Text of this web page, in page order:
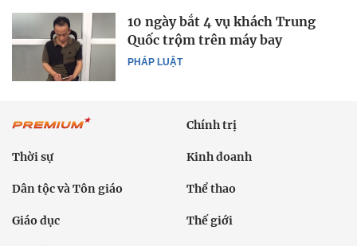
PHÁP LUẬT
10 ngày bắt 4 vụ khách Trung
Quốc trộm trên máy bay
Chính trị
Thời sự Kinh doanh
Dân tộc và Tôn giáo Thể thao
Giáo dục Thế giới